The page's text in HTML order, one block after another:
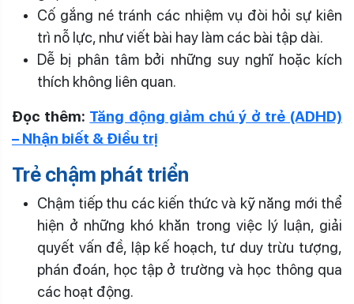
Cố gắng né tránh các nhiệm vụ đòi hỏi sự kiên
trì nỗ lực, như viết bài hay làm các bài tập dài.
Dễ bị phân tâm bởi những suy nghĩ hoặc kích
thích không liên quan.
Đọc thêm: Tăng động giảm chú ý ở trẻ (ADHD)
– Nhận biết & Điều trị
Trẻ chậm phát triển
Chậm tiếp thu các kiến thức và kỹ năng mới thể
hiện ở những khó khăn trong việc lý luận, giải
quyết vấn đề, lập kế hoạch, tư duy trừu tượng,
phán đoán, học tập ở trường và học thông qua
các hoạt động.